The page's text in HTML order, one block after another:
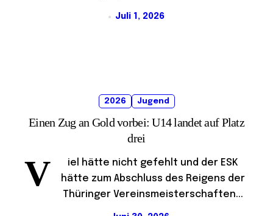
Juli 1, 2026
2026 Jugend
Einen Zug an Gold vorbei: U14 landet auf Platz
drei
V
iel hätte nicht gefehlt und der ESK
hätte zum Abschluss des Reigens der
Thüringer Vereinsmeisterschaften...